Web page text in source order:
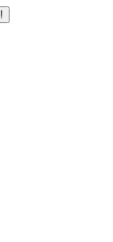
لاستخدام الأدوات!